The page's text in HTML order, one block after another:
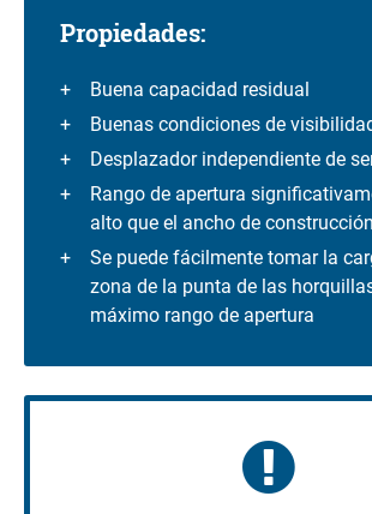
Propiedades:
Buena capacidad residual
Buenas condiciones de
Desplazador independiente de
Rango de apertura
alto que el ancho de
Se puede fácilmente tomar la
zona de la punta de las
máximo rango de apertura